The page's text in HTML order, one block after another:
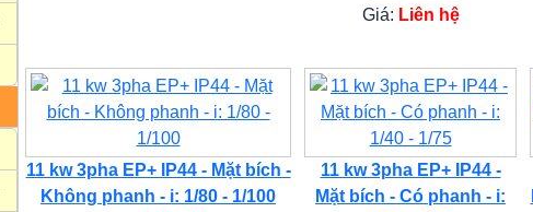
Giá: Liên hệ
11 kw 3pha EP+ IP44 - Mặt bích -
Không phanh - i: 1/80 - 1/100
11 kw 3pha EP+ IP44 -
Mặt bích - Có phanh - i: